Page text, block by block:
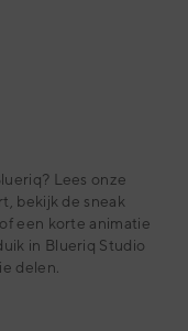
Lees onze
bekijk de sneak
een korte animatie
in Blueriq Studio
delen.